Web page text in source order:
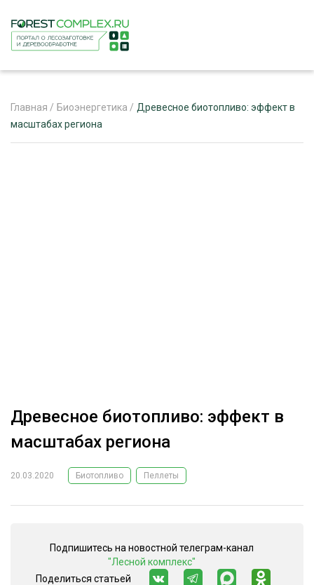
ЛЕСОВОССТАНОВЛЕНИЕ И ЗАЩИТА
ЛЕСОПИЛЕНИЕ
ДЕРЕВЯННОЕ ДОМОСТРОЕНИЕ
ПОДБОРКИ СТАТЕЙ
Главная / Биоэнергетика / Древесное биотопливо: эффект в
масштабах региона
Древесное биотопливо: эффект в
масштабах региона
20.03.2020 Биотопливо Пеллеты
Подпишитесь на новостной телеграм-канал
"Лесной комплекс"
Поделиться статьей